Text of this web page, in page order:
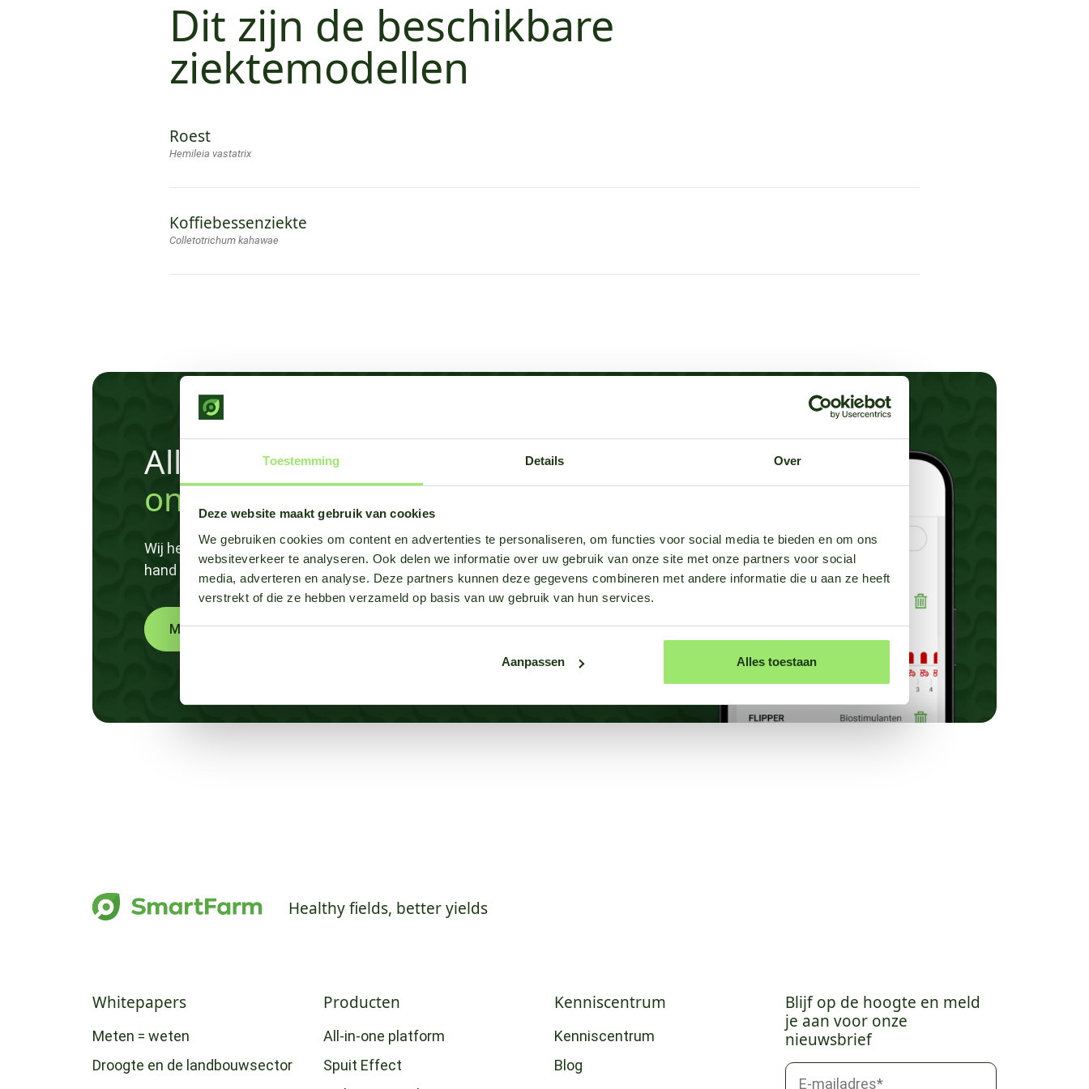
Toestemming Details Over
Deze website maakt gebruik van cookies
We gebruiken cookies om content en advertenties te personaliseren, om functies voor social media te bieden en om ons
websiteverkeer te analyseren. Ook delen we informatie over uw gebruik van onze site met onze partners voor social
media, adverteren en analyse. Deze partners kunnen deze gegevens combineren met andere informatie die u aan ze heeft
verstrekt of die ze hebben verzameld op basis van uw gebruik van hun services.
Aanpassen Alles toestaan
Dit zijn de beschikbare
ziektemodellen
Roest
Hemileia vastatrix
Koffiebessenziekte
Colletotrichum kahawae
Alles weten over
onze ziektemodellen?
Wij hebben ziektedruk data van maar liefst 65 gewassen bij de
hand en staan klaar om al je vragen te beantwoorden.
Meer weten
Healthy fields, better yields
Whitepapers
Meten = weten
Droogte en de landbouwsector
Producten
All-in-one platform
Spuit Effect
Kenniscentrum
Kenniscentrum
Blog
Blijf op de hoogte en meld
je aan voor onze
nieuwsbrief